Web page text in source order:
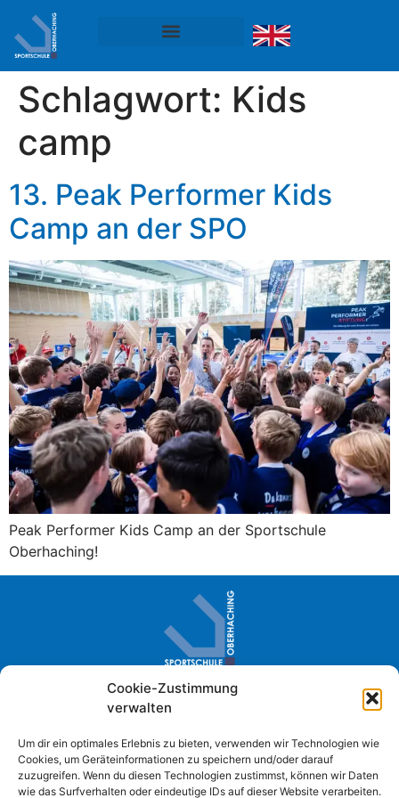
Cookie-Zustimmung
verwalten
Um dir ein optimales Erlebnis zu bieten, verwenden wir Technologien wie
Cookies, um Geräteinformationen zu speichern und/oder darauf
zuzugreifen. Wenn du diesen Technologien zustimmst, können wir Daten
wie das Surfverhalten oder eindeutige IDs auf dieser Website verarbeiten.
Schlagwort: Kids
camp
13. Peak Performer Kids
Camp an der SPO
Peak Performer Kids Camp an der Sportschule
Oberhaching!
Sportschule Oberhaching · Im Loh 2
+49 (0) 89 61384-0
info@sportschule-oberhaching.de